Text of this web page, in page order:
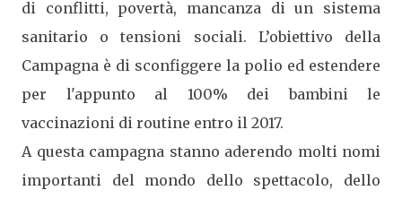
di conflitti, povertà, mancanza di un sistema
sanitario o tensioni sociali. L’obiettivo della
Campagna è di sconfiggere la polio ed estendere
per l'appunto al 100% dei bambini le
vaccinazioni di routine entro il 2017.
A questa campagna stanno aderendo molti nomi
importanti del mondo dello spettacolo, dello